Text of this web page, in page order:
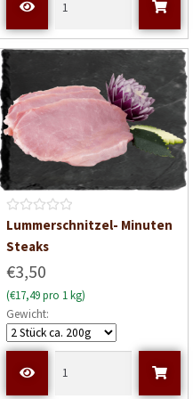
i
t
0
o
n
5
B
e
e
r
t
e
t
Lummerschnitzel- Minuten
Steaks
€3,50
(€17,49 pro 1 kg)
Gewicht: